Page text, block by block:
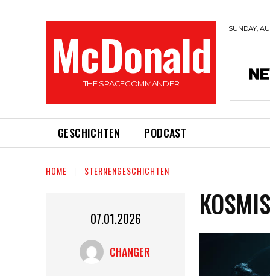
McDonald
THE SPACECOMMANDER
SUNDAY,
GESCHICHTEN PODCAST
HOME STERNENGESCHICHTEN
07.01.2026
CHANGER